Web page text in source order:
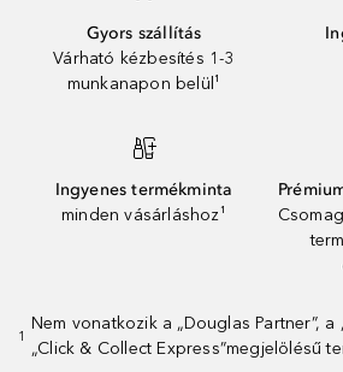
Gyors szállítás
Várható kézbesítés 1-3
munkanapon belül¹
Ingyenes termékminta
minden vásárláshoz¹
1
Nem vonatkozik a „Douglas Partner”, a
„Click & Collect Express”megjelölésű